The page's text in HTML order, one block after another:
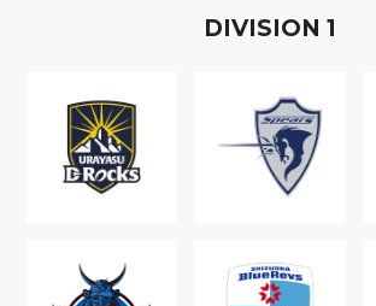
DIVISION 1